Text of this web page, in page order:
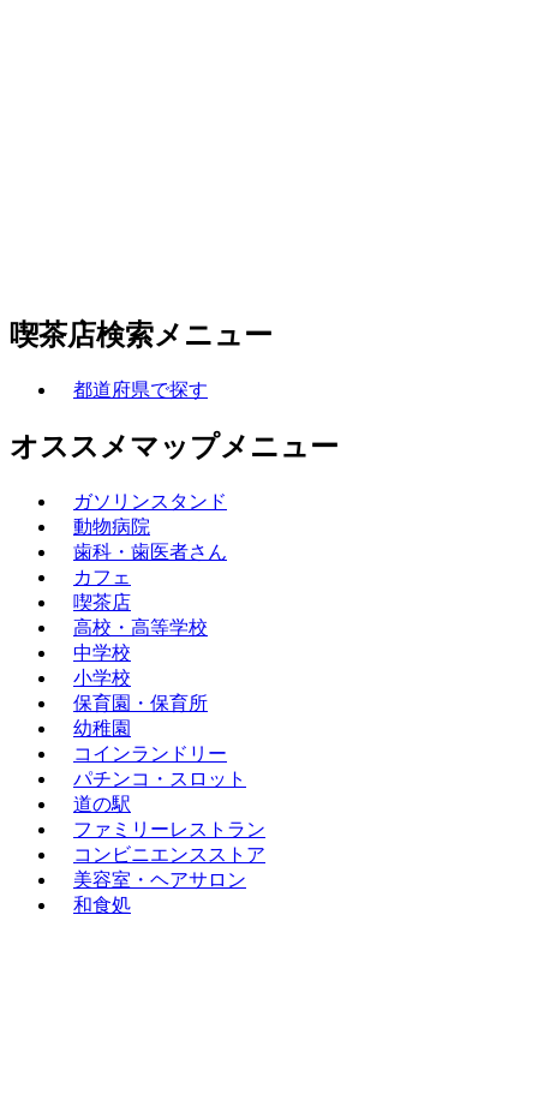
喫茶店検索メニュー
都道府県で探す
オススメマップメニュー
ガソリンスタンド
動物病院
歯科・歯医者さん
カフェ
喫茶店
高校・高等学校
中学校
小学校
保育園・保育所
幼稚園
コインランドリー
パチンコ・スロット
道の駅
ファミリーレストラン
コンビニエンスストア
美容室・ヘアサロン
和食処